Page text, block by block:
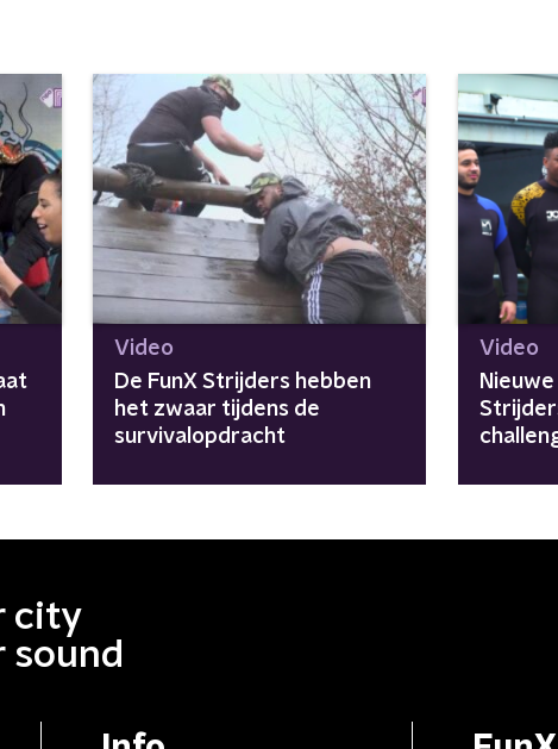
Video
De FunX Strijders hebben
het zwaar tijdens de
survivalopdracht
Video
city
sound